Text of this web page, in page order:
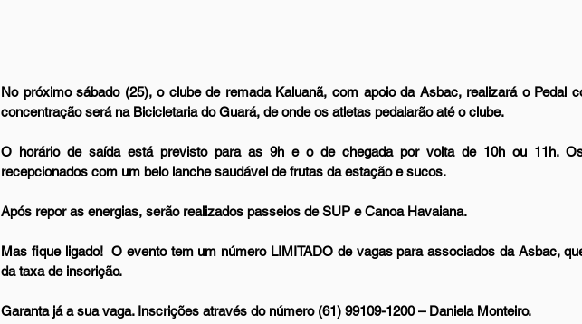
No próximo sábado (25), o clube de remada Kaluanã, com apoio da Asbac, realizará o Pedal
concentração será na Bicicletaria do Guará, de onde os atletas pedalarão até o clube.
O horário de saída está previsto para as 9h e o de chegada por volta de 10h ou 11h.
recepcionados com um belo lanche saudável de frutas da estação e sucos.
Após repor as energias, serão realizados passeios de SUP e Canoa Havaiana.
Mas fique ligado!  O evento tem um número LIMITADO de vagas para associados da Asbac,
da taxa de inscrição.
Garanta já a sua vaga. Inscrições através do número (61) 99109-1200 – Daniela Monteiro.